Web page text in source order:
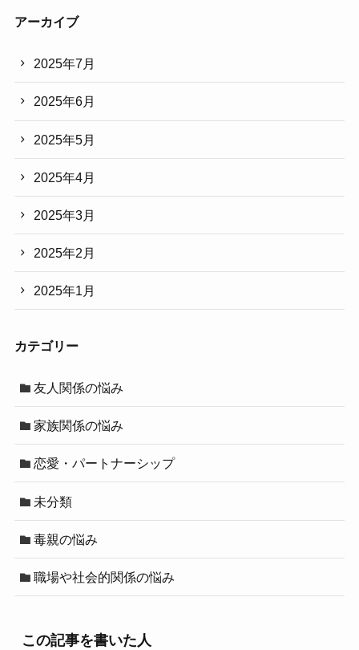
アーカイブ
2025年7月
2025年6月
2025年5月
2025年4月
2025年3月
2025年2月
2025年1月
カテゴリー
友人関係の悩み
家族関係の悩み
恋愛・パートナーシップ
未分類
毒親の悩み
職場や社会的関係の悩み
この記事を書いた人